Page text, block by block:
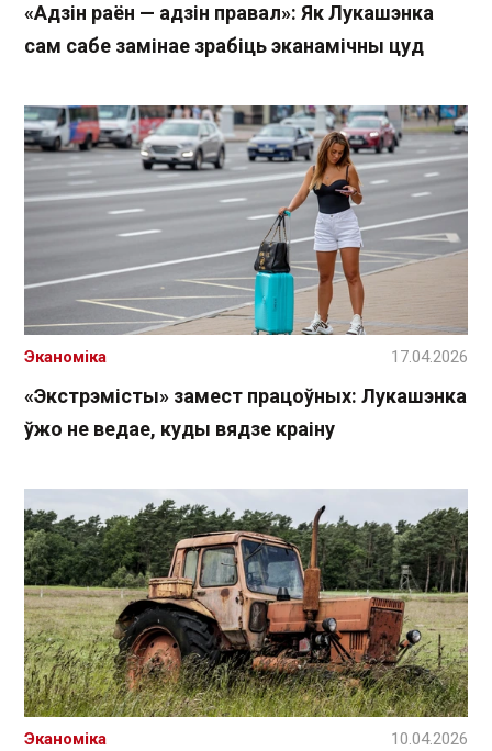
«Адзін раён — адзін правал»: Як Лукашэнка
сам сабе замінае зрабіць эканамічны цуд
«Экстрэмісты» замест працоўных: Лукашэнка
ўжо не ведае, куды вядзе краіну
Эканоміка 17.04.2026
Эканоміка 10.04.2026